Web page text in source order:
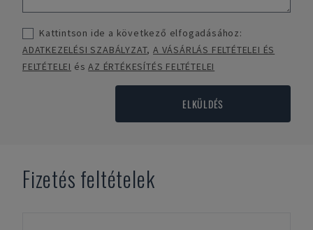
Kattintson ide a következő elfogadásához:
ADATKEZELÉSI SZABÁLYZAT,A VÁSÁRLÁS FELTÉTELEI ÉS
FELTÉTELEI ésAZ ÉRTÉKESÍTÉS FELTÉTELEI
ELKÜLDÉS
Fizetés feltételek